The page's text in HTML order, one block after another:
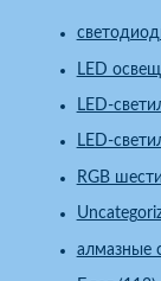
LED
LED-
LED-
RGB
алмазные